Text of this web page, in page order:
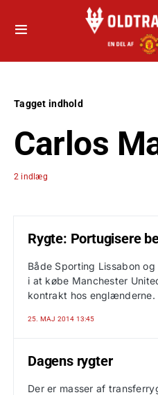
Tagget indhold
Carlos
2 indlæg
Rygte: Portugisere
Både Sporting Lissabon
i at købe Manchester
kontrakt hos englænderne.
25. MAJ 2014 13:45
Dagens rygter
Der er masser af